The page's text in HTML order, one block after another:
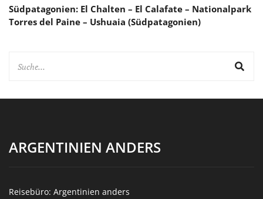
Südpatagonien: El Chalten – El Calafate – Nationalpark
Torres del Paine – Ushuaia (Südpatagonien)
ARGENTINIEN ANDERS
Reisebüro: Argentinien anders